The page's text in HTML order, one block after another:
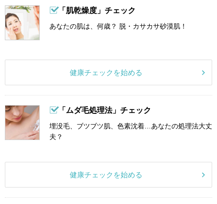
「肌乾燥度」チェック
あなたの肌は、何歳？ 脱・カサカサ砂漠肌！
健康チェックを始める
「ムダ毛処理法」チェック
埋没毛、ブツブツ肌、色素沈着…あなたの処理法大丈
夫？
健康チェックを始める